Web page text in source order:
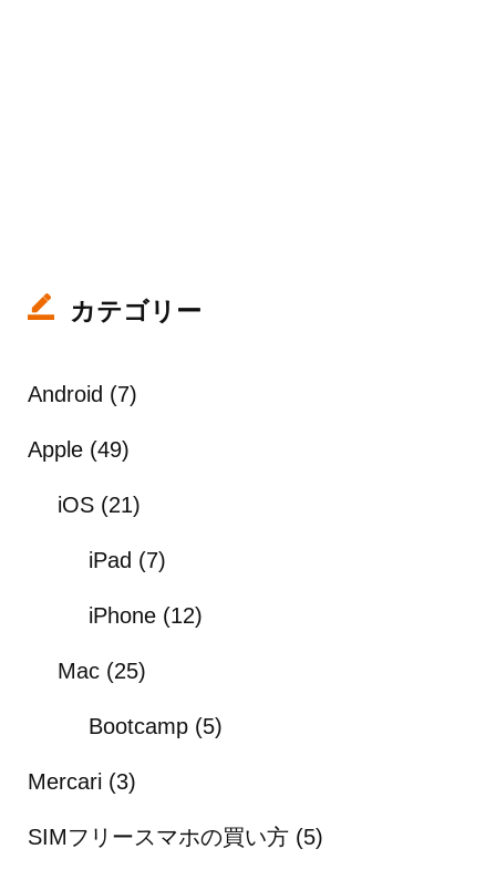
カテゴリー
Android (7)
Apple (49)
iOS (21)
iPad (7)
iPhone (12)
Mac (25)
Bootcamp (5)
Mercari (3)
SIMフリースマホの買い方 (5)